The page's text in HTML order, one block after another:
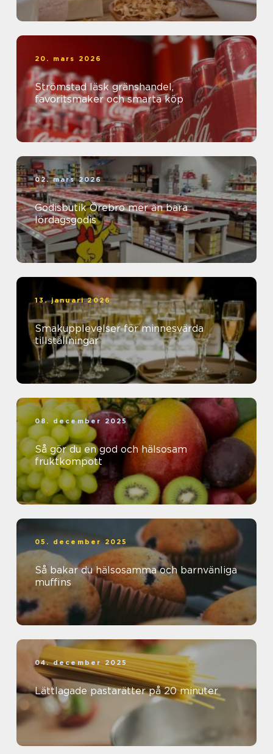
20. mars 2026
Strömstad läsk gränshandel,
favoritsmaker och smarta köp
02. mars 2026
Godisbutik Örebro mer än bara
lördagsgodis
13. januari 2026
Smakupplevelser för minnesvärda
tillställningar
08. december 2025
Så gör du en god och hälsosam
fruktkompott
05. december 2025
Så bakar du hälsosamma och barnvänliga
muffins
04. december 2025
Lättlagade pastarätter på 20 minuter